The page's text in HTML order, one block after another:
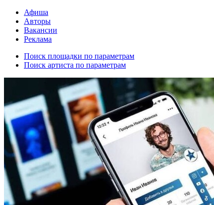
Афиша
Авторы
Вакансии
Реклама
Поиск площадки по параметрам
Поиск артиста по параметрам